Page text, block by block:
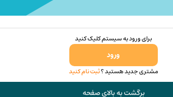
برای ورود به سیستم کلیک کنید
ورود
مشتری جدید هستید ؟ثبت نام کنید
برگشت به بالای صفحه